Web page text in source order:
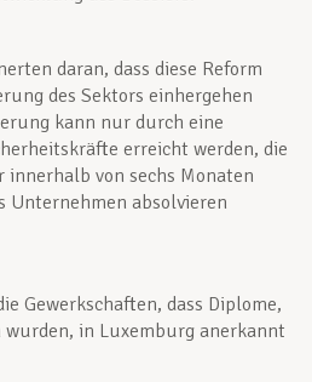
daran, dass diese Reform
des Sektors einhergehen
kann nur durch eine
erreicht werden, die
von sechs Monaten
Unternehmen absolvieren
Gewerkschaften, dass Diplome,
in Luxemburg anerkannt